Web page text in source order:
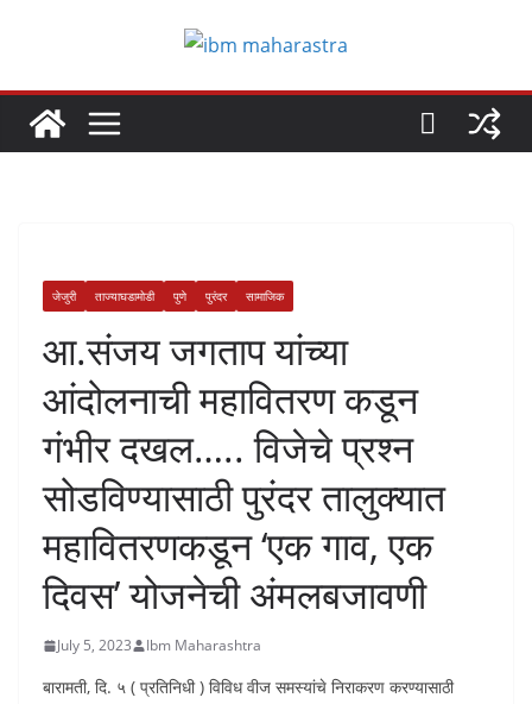
जेजुरी ताज्याघडामोडी पुणे पुरंदर सामाजिक
आ.संजय जगताप यांच्या
आंदोलनाची महावितरण कडून
गंभीर दखल….. विजेचे प्रश्न
सोडविण्यासाठी पुरंदर तालुक्यात
महावितरणकडून ‘एक गाव, एक
दिवस’ योजनेची अंमलबजावणी
July 5, 2023 Ibm Maharashtra
बारामती, दि. ५ ( प्रतिनिधी ) विविध वीज समस्यांचे निराकरण करण्यासाठी